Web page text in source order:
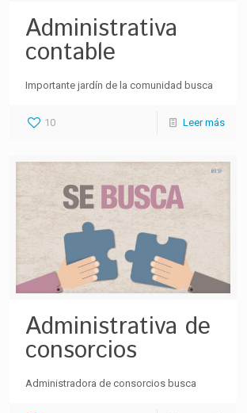
Administrativa
contable
Importante jardín de la comunidad busca
10 Leer más
Administrativa de
consorcios
Administradora de consorcios busca